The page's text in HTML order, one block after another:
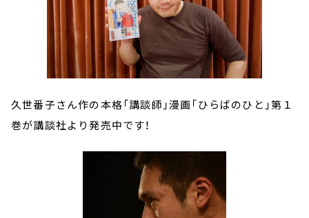
久世番子さん作の本格「講談師」漫画「ひらばのひと」第１
巻が講談社より発売中です！